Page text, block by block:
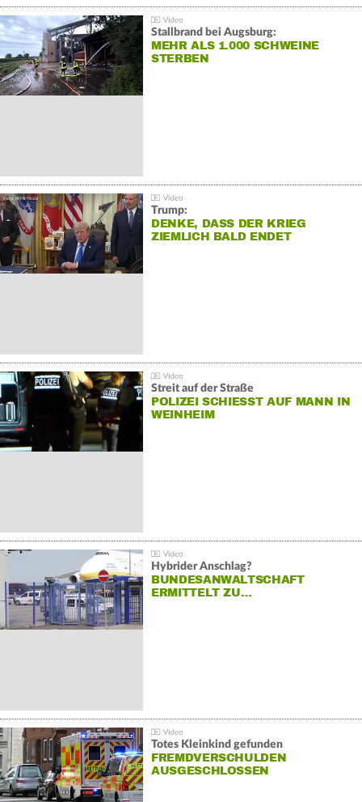
Stallbrand bei Augsburg:
MEHR ALS 1.000 SCHWEINE
STERBEN
Trump:
DENKE, DASS DER KRIEG
ZIEMLICH BALD ENDET
Streit auf der Straße
POLIZEI SCHIESST AUF MANN IN W
EINHEIM
Hybrider Anschlag?
BUNDESANWALTSCHAFT
ERMITTELT ZU…
Totes Kleinkind gefunden
FREMDVERSCHULDEN
AUSGESCHLOSSEN